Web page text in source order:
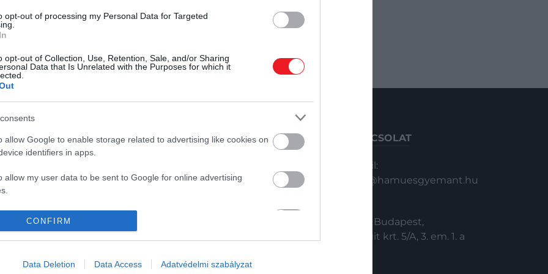
opt-out of processing my Personal Data for Targeted
opt-out of Collection, Use, Retention, Sale, and/or Sharing
Data that Is Unrelated with the Purposes for which it
allow Google to enable storage related to advertising like cookies on
identifiers in apps.
allow my user data to be sent to Google for online advertising
identifiers in apps.
CONFIRM
Data Deletion Data Access Adatvédelmi szabályzat
Amikor Leo kiskutya volt, a Paws for
készült, a szükséges vizsgákat
azonban nem sikerült teljesítenie.
Gazdáját viszont azóta is kisegíti – ha
2024. JANUÁR 18. ● HAMU ÉS GYÉMÁNT
pakolászik…
HAMU ÉS GYÉMÁNT
HG MEDIA KAPCSOLAT
Email:
info@hamuesgyemant.hu
1024 Budapest,
Margit krt. 5/A, 3. em. 1. a